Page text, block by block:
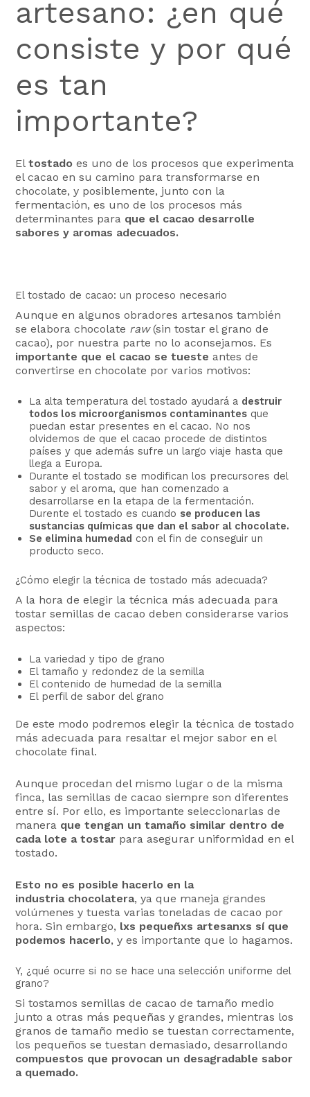
artesano: ¿en qué
consiste y por qué
es tan
importante?
Eltostado es uno de los procesos que experimenta
el cacao en su camino para transformarse en
chocolate, y posiblemente, junto con la
fermentación, es uno de los procesos más
determinantes para que el cacao desarrolle
sabores y aromas adecuados.
El tostado de cacao: un proceso necesario
Aunque en algunos obradores artesanos también
se elabora chocolate raw(sin tostar el grano de
cacao), por nuestra parte no lo aconsejamos. Es
importante que el cacao se tueste antes de
convertirse en chocolate por varios motivos:
La alta temperatura del tostado ayudará a destruir
todos los microorganismos contaminantes que
puedan estar presentes en el cacao. No nos
olvidemos de que el cacao procede de distintos
países y que además sufre un largo viaje hasta que
llega a Europa.
Durante el tostado se modifican los precursores del
sabor y el aroma, que han comenzado a
desarrollarse en la etapa de la fermentación.
Durente el tostado es cuando se producen las
sustancias químicas que dan el sabor al chocolate.
Se elimina humedad con el fin de conseguir un
producto seco.
¿Cómo elegir la técnica de tostado más adecuada?
A la hora de elegir la técnica más adecuada para
tostar semillas de cacao deben considerarse varios
aspectos:
La variedad y tipo de grano
El tamaño y redondez de la semilla
El contenido de humedad de la semilla
El perfil de sabor del grano
De este modo podremos elegir la técnica de tostado
más adecuada para resaltar el mejor sabor en el
chocolate final.
Aunque procedan del mismo lugar o de la misma
finca, las semillas de cacao siempre son diferentes
entre sí. Por ello, es importante seleccionarlas de
manera que tengan un tamaño similar dentro de
cada lote a tostar para asegurar uniformidad en el
tostado.
Esto no es posible hacerlo en la
industria chocolatera, ya que maneja grandes
volúmenes y tuesta varias toneladas de cacao por
hora. Sin embargo, lxs pequeñxs artesanxs sí que
podemos hacerlo, y es importante que lo hagamos.
Y, ¿qué ocurre si no se hace una selección uniforme del
grano?
Si tostamos semillas de cacao de tamaño medio
junto a otras más pequeñas y grandes, mientras los
granos de tamaño medio se tuestan correctamente,
los pequeños se tuestan demasiado, desarrollando
compuestos que provocan un desagradable sabor
a quemado.